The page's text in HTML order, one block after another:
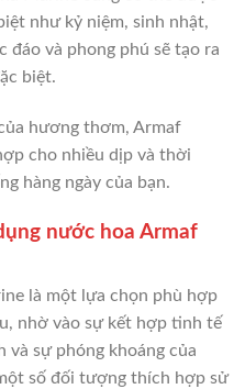
như kỷ niệm, sinh nhật,
đáo và phong phú sẽ tạo ra
biệt.
hương thơm, Armaf
cho nhiều dịp và thời
hàng ngày của bạn.
nước hoa Armaf
là một lựa chọn phù hợp
nhờ vào sự kết hợp tinh tế
sự phóng khoáng của
số đối tượng thích hợp sử